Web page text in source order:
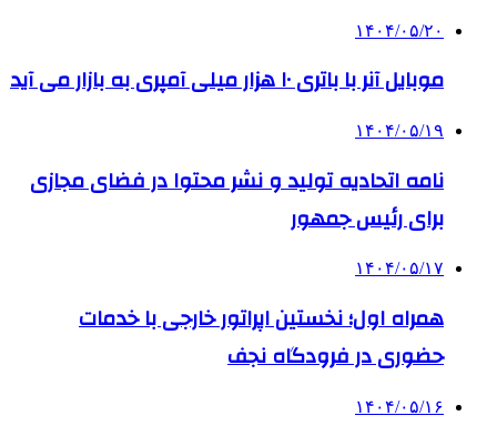
۱۴۰۴/۰۵/۲۰
موبایل آنر با باتری ۱۰ هزار میلی آمپری به بازار می آید
۱۴۰۴/۰۵/۱۹
نامه اتحادیه تولید و نشر محتوا در فضای مجازی
برای رئیس جمهور
۱۴۰۴/۰۵/۱۷
همراه اول؛ نخستین اپراتور خارجی با خدمات
حضوری در فرودگاه نجف
۱۴۰۴/۰۵/۱۶